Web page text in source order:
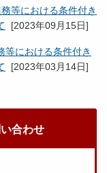
等における条件付き
[2023年09月15日]
等における条件付き
[2023年03月14日]
合わせ